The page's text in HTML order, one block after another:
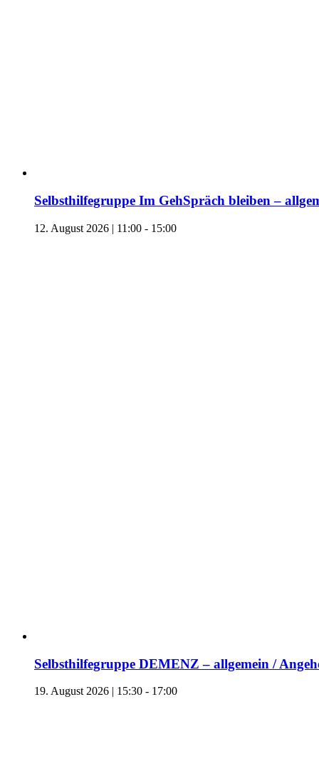
Selbsthilfegruppe Im GehSpräch bleiben –
12. August 2026 | 11:00 - 15:00
Selbsthilfegruppe DEMENZ – allgemein /
19. August 2026 | 15:30 - 17:00